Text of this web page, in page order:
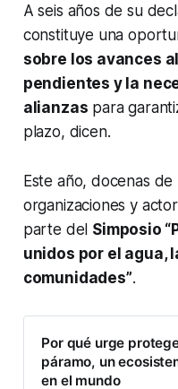
A seis años de su
constituye una
sobre los avances
pendientes y la
alianzas para
plazo, dicen.
Este año, docenas
organizaciones y
parte del Simposio
unidos por el agua,
comunidades”.
Por qué urge
páramo, un
en el mundo